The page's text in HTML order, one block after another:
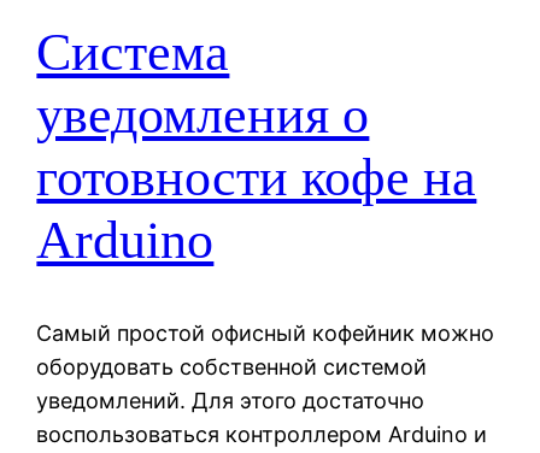
Система
уведомления о
готовности кофе на
Arduino
Самый простой офисный кофейник можно
оборудовать собственной системой
уведомлений. Для этого достаточно
воспользоваться контроллером Arduino и